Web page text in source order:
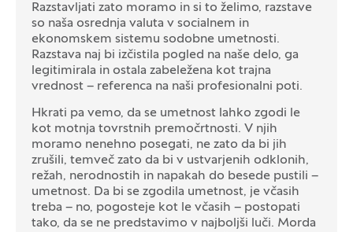
Razstavljati zato moramo in si to želimo, razstave
so naša osrednja valuta v socialnem in
ekonomskem sistemu sodobne umetnosti.
Razstava naj bi izčistila pogled na naše delo, ga
legitimirala in ostala zabeležena kot trajna
vrednost – referenca na naši profesionalni poti.
Hkrati pa vemo, da se umetnost lahko zgodi le
kot motnja tovrstnih premočrtnosti. V njih
moramo nenehno posegati, ne zato da bi jih
zrušili, temveč zato da bi v ustvarjenih odklonih,
režah, nerodnostih in napakah do besede pustili –
umetnost. Da bi se zgodila umetnost, je včasih
treba – no, pogosteje kot le včasih – postopati
tako, da se ne predstavimo v najboljši luči. Morda